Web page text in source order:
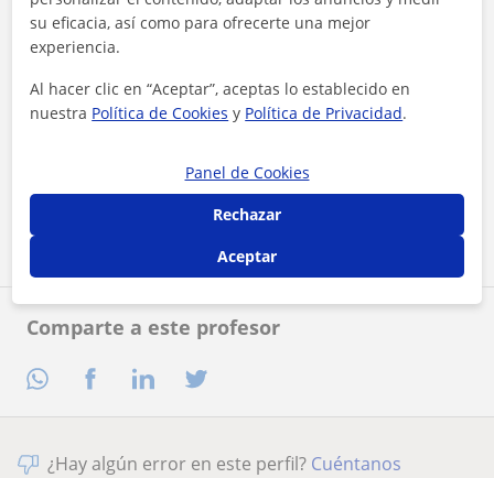
Comparte a este profesor
Contactar ahora
¿Hay algún error en este perfil? Cuéntanos
su eficacia, así como para ofrecerte una mejor
experiencia.
Al hacer clic en “Aceptar”, aceptas lo establecido en
nuestra Política de Cookies y Política de Privacidad.
Panel de Cookies
Rechazar
Aceptar